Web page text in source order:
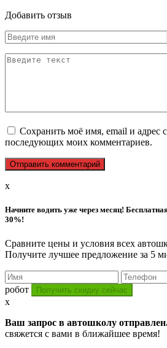
Добавить отзыв
Сохранить моё имя, email и адрес
последующих моих комментариев.
x
Начните водить уже через месяц!
30%!
Сравните цены и условия всех
Получите лучшее предложение за 5
робот
x
Ваш запрос в автошколу
свяжется с вами в ближайшее время!